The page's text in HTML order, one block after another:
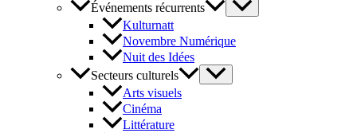
Événements récurrents
Kulturnatt
Novembre Numérique
Nuit des Idées
Secteurs culturels
Arts visuels
Cinéma
Littérature